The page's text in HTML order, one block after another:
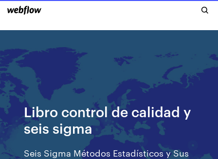
Libro control de calidad y
seis sigma
Seis Sigma Métodos Estadísticos y Sus